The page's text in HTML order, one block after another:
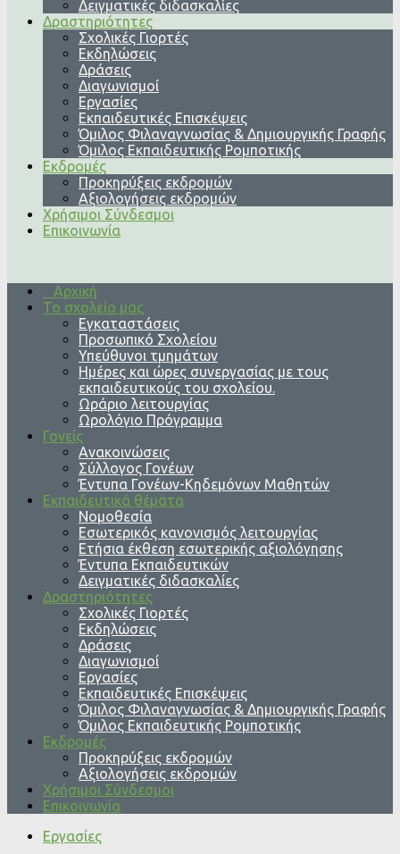
Δειγματικές διδασκαλίες
Δραστηριότητες
Σχολικές Γιορτές
Εκδηλώσεις
Δράσεις
Διαγωνισμοί
Εργασίες
Εκπαιδευτικές Επισκέψεις
Όμιλος Φιλαναγνωσίας & Δημιουργικής Γραφής
Όμιλος Εκπαιδευτικής Ρομποτικής
Εκδρομές
Προκηρύξεις εκδρομών
Αξιολογήσεις εκδρομών
Χρήσιμοι Σύνδεσμοι
Επικοινωνία
Αρχική
Το σχολείο μας
Εγκαταστάσεις
Προσωπικό Σχολείου
Υπεύθυνοι τμημάτων
Ημέρες και ώρες συνεργασίας με τους
εκπαιδευτικούς του σχολείου.
Ωράριο λειτουργίας
Ωρολόγιο Πρόγραμμα
Γονείς
Ανακοινώσεις
Σύλλογος Γονέων
Έντυπα Γονέων-Κηδεμόνων Μαθητών
Εκπαιδευτικά θέματα
Νομοθεσία
Εσωτερικός κανονισμός λειτουργίας
Ετήσια έκθεση εσωτερικής αξιολόγησης
Έντυπα Εκπαιδευτικών
Δειγματικές διδασκαλίες
Δραστηριότητες
Σχολικές Γιορτές
Εκδηλώσεις
Δράσεις
Διαγωνισμοί
Εργασίες
Εκπαιδευτικές Επισκέψεις
Όμιλος Φιλαναγνωσίας & Δημιουργικής Γραφής
Όμιλος Εκπαιδευτικής Ρομποτικής
Εκδρομές
Προκηρύξεις εκδρομών
Αξιολογήσεις εκδρομών
Χρήσιμοι Σύνδεσμοι
Επικοινωνία
Εργασίες